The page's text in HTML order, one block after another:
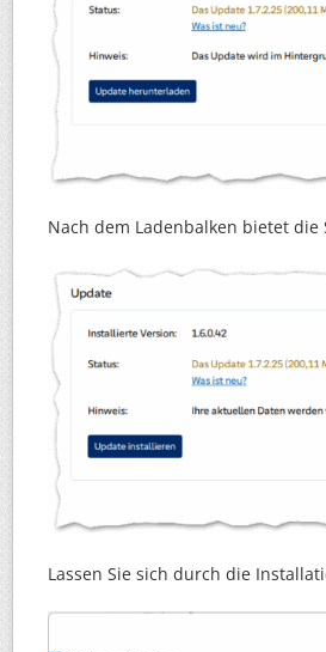
Nach dem Ladenbalken bietet
Lassen Sie sich durch die